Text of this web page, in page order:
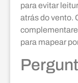
para evitar
atrás do vento.
para mapear